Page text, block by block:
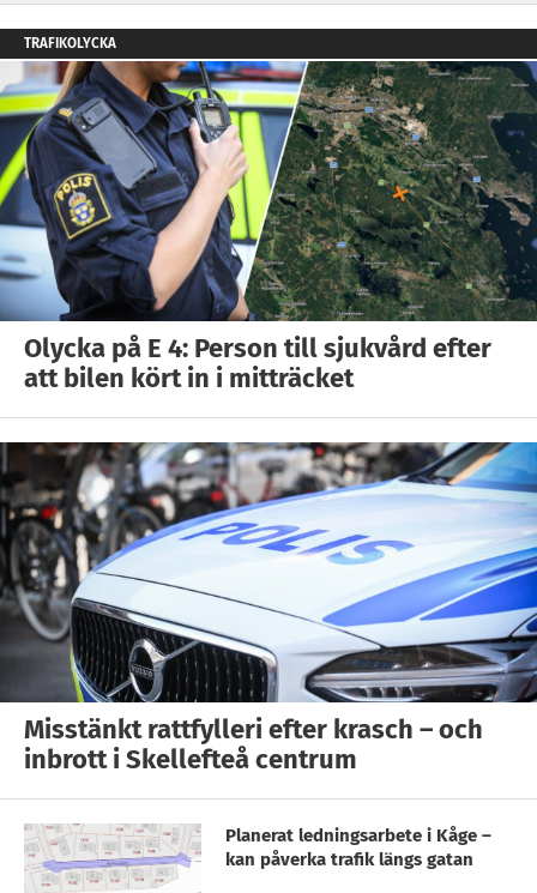
TRAFIKOLYCKA
Olycka på E 4: Person till sjukvård efter
att bilen kört in i mitträcket
Misstänkt rattfylleri efter krasch – och
inbrott i Skellefteå centrum
Planerat ledningsarbete i Kåge –
kan påverka trafik längs gatan